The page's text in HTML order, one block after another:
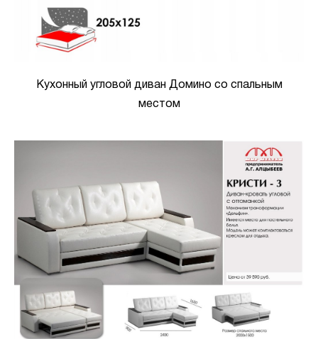
Кухонный угловой диван Домино со спальным
местом